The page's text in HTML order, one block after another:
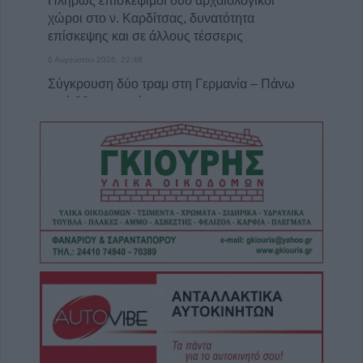
χώροι στο ν. Καρδίτσας, δυνατότητα
επίσκεψης και σε άλλους τέσσερις
6 Αυγούστου 2026, 22:48
Σύγκρουση δύο τραμ στη Γερμανία – Πάνω
από 20 τραυματίες
6 Αυγούστου 2026, 21:11
Συρία: Δύο νεκροί και 13 τραυματίες από
έκρηξη βόμβας σε λεωφορείο
6 Αυγούστου 2026, 20:28
Έκτακτος ψεκασμός και μέτρα προστασίας
για τον Ιό του Δυτικού Νείλου στην Δ.Κ.
Κυψέλης
6 Αυγούστου 2026, 19:35
Χαλκίδα: Γυναίκα έπεσε από την Υψηλή
Γέφυρα και σώθηκε στα νερά του Ευβοϊκού
6 Αυγούστου 2026, 19:32